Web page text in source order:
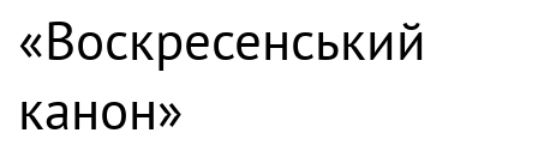
«Воскресенський
канон»